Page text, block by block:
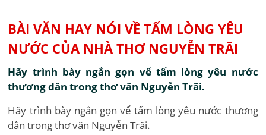
BÀI VĂN HAY NÓI VỀ TẤM LÒNG YÊU
NƯỚC CỦA NHÀ THƠ NGUYỄN TRÃI
Hãy trình bày ngắn gọn vể tấm lòng yêu nước
thương dân trong thơ văn Nguyễn Trãi.
Hãy trình bày ngắn gọn vể tấm lòng yêu nước thương
dân trong thơ văn Nguyễn Trãi.